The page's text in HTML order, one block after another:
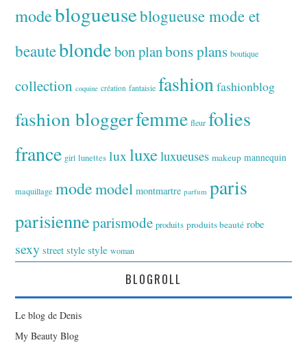
modeblogueuseblogueuse mode et
beauteblondebon planbons plans boutique
collection coquine création fantaisie fashionfashionblog
fashion bloggerfemme fleur folies
france girl lunettes luxluxeluxueuses makeup mannequin
maquillage modemodel montmartre parfum paris
parisienneparismode produits produits beauté robe
sexy street style style woman
BLOGROLL
Le blog de Denis
My Beauty Blog